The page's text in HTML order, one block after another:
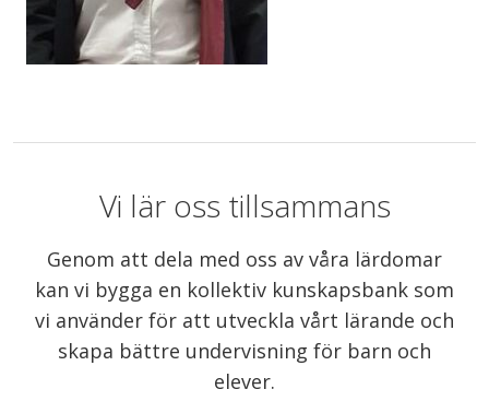
Vi lär oss tillsammans
Genom att dela med oss av våra lärdomar
kan vi bygga en kollektiv kunskapsbank som
vi använder för att utveckla vårt lärande och
skapa bättre undervisning för barn och
elever.